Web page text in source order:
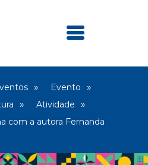
Evento
Atividade
com a autora Fernanda